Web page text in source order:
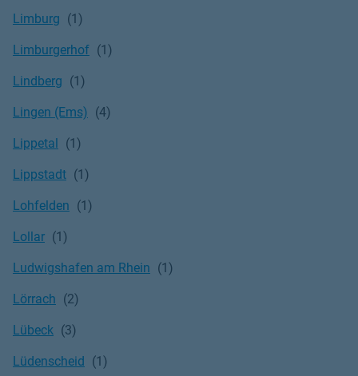
Limburg
Limburgerhof
Lindberg
Lingen (Ems)
Lippetal
Lippstadt
Lohfelden
Lollar
Ludwigshafen am Rhein
Lörrach
Lübeck
Lüdenscheid